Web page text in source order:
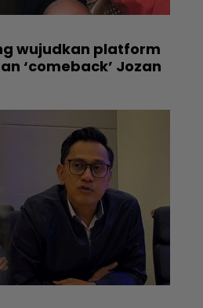
wujudkan platform
‘comeback’ Jozan